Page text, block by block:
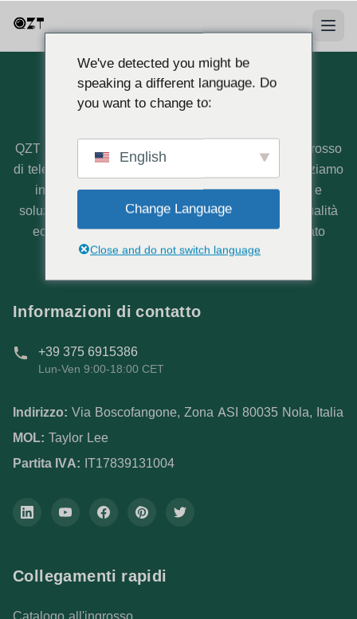
Chi siamo
QZT è un produttore professionale e fornitore all'ingrosso
di telecamere spia con sede in Europa. Ci specializziamo
in telecamere nascoste certificate CE, mini DVR e
soluzioni di sicurezza complete, garantendo una qualità
eccezionale e offrendo un supporto locale dedicato
direttamente dalle nostre operazioni in Italia.
Informazioni di contatto
+39 375 6915386
Lun-Ven 9:00-18:00 CET
Indirizzo: Via Boscofangone, Zona ASI 80035 Nola, Italia
MOL: Taylor Lee
Partita IVA: IT17839131004
Collegamenti rapidi
Catalogo all'ingrosso
We've detected you might be
speaking a different language. Do
you want to change to:
English
Change Language
Close and do not switch language